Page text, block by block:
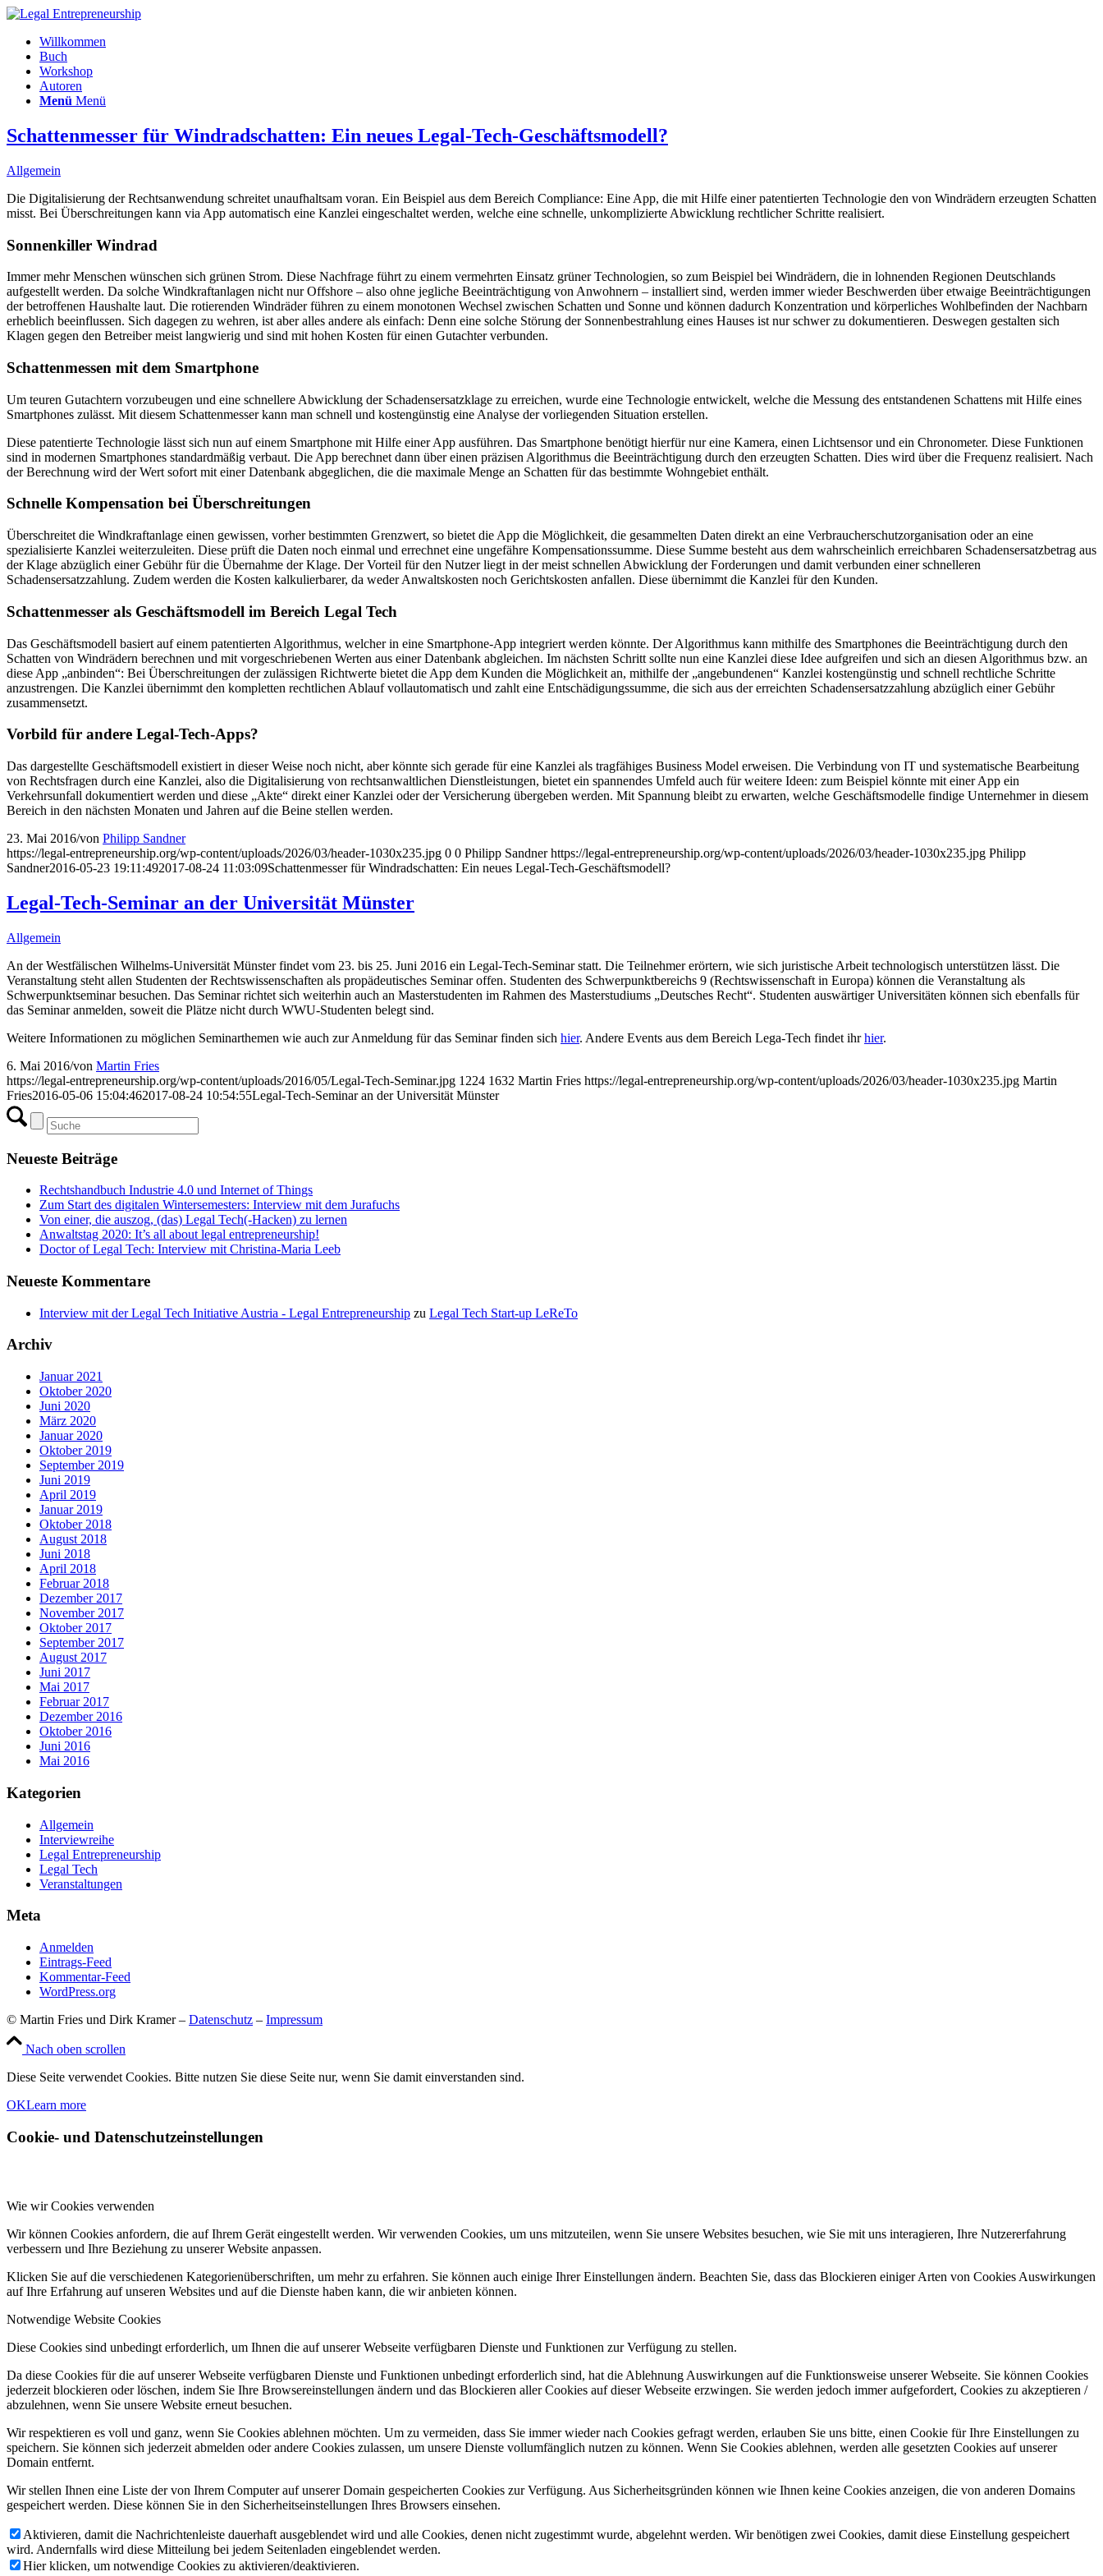
Willkommen
Buch
Workshop
Autoren
Menü Menü
Schattenmesser für Windradschatten: Ein neues Legal-Tech-Geschäftsmodell?
Allgemein
Die Digitalisierung der Rechtsanwendung schreitet unaufhaltsam voran. Ein Beispiel aus dem Bereich Compliance: Eine App, die mit Hilfe einer patentierten Technologie den von Windrädern erzeugten Schatten
misst. Bei Überschreitungen kann via App automatisch eine Kanzlei eingeschaltet werden, welche eine schnelle, unkomplizierte Abwicklung rechtlicher Schritte realisiert.
Sonnenkiller Windrad
Immer mehr Menschen wünschen sich grünen Strom. Diese Nachfrage führt zu einem vermehrten Einsatz grüner Technologien, so zum Beispiel bei Windrädern, die in lohnenden Regionen Deutschlands
aufgestellt werden. Da solche Windkraftanlagen nicht nur Offshore – also ohne jegliche Beeinträchtigung von Anwohnern – installiert sind, werden immer wieder Beschwerden über etwaige Beeinträchtigungen
der betroffenen Haushalte laut. Die rotierenden Windräder führen zu einem monotonen Wechsel zwischen Schatten und Sonne und können dadurch Konzentration und körperliches Wohlbefinden der Nachbarn
erheblich beeinflussen. Sich dagegen zu wehren, ist aber alles andere als einfach: Denn eine solche Störung der Sonnenbestrahlung eines Hauses ist nur schwer zu dokumentieren. Deswegen gestalten sich
Klagen gegen den Betreiber meist langwierig und sind mit hohen Kosten für einen Gutachter verbunden.
Schattenmessen mit dem Smartphone
Um teuren Gutachtern vorzubeugen und eine schnellere Abwicklung der Schadensersatzklage zu erreichen, wurde eine Technologie entwickelt, welche die Messung des entstandenen Schattens mit Hilfe eines
Smartphones zulässt. Mit diesem Schattenmesser kann man schnell und kostengünstig eine Analyse der vorliegenden Situation erstellen.
Diese patentierte Technologie lässt sich nun auf einem Smartphone mit Hilfe einer App ausführen. Das Smartphone benötigt hierfür nur eine Kamera, einen Lichtsensor und ein Chronometer. Diese Funktionen
sind in modernen Smartphones standardmäßig verbaut. Die App berechnet dann über einen präzisen Algorithmus die Beeinträchtigung durch den erzeugten Schatten. Dies wird über die Frequenz realisiert. Nach
der Berechnung wird der Wert sofort mit einer Datenbank abgeglichen, die die maximale Menge an Schatten für das bestimmte Wohngebiet enthält.
Schnelle Kompensation bei Überschreitungen
Überschreitet die Windkraftanlage einen gewissen, vorher bestimmten Grenzwert, so bietet die App die Möglichkeit, die gesammelten Daten direkt an eine Verbraucherschutzorganisation oder an eine
spezialisierte Kanzlei weiterzuleiten. Diese prüft die Daten noch einmal und errechnet eine ungefähre Kompensationssumme. Diese Summe besteht aus dem wahrscheinlich erreichbaren Schadensersatzbetrag aus
der Klage abzüglich einer Gebühr für die Übernahme der Klage. Der Vorteil für den Nutzer liegt in der meist schnellen Abwicklung der Forderungen und damit verbunden einer schnelleren
Schadensersatzzahlung. Zudem werden die Kosten kalkulierbarer, da weder Anwaltskosten noch Gerichtskosten anfallen. Diese übernimmt die Kanzlei für den Kunden.
Schattenmesser als Geschäftsmodell im Bereich Legal Tech
Das Geschäftsmodell basiert auf einem patentierten Algorithmus, welcher in eine Smartphone-App integriert werden könnte. Der Algorithmus kann mithilfe des Smartphones die Beeinträchtigung durch den
Schatten von Windrädern berechnen und mit vorgeschriebenen Werten aus einer Datenbank abgleichen. Im nächsten Schritt sollte nun eine Kanzlei diese Idee aufgreifen und sich an diesen Algorithmus bzw. an
diese App „anbinden“: Bei Überschreitungen der zulässigen Richtwerte bietet die App dem Kunden die Möglichkeit an, mithilfe der „angebundenen“ Kanzlei kostengünstig und schnell rechtliche Schritte
anzustrengen. Die Kanzlei übernimmt den kompletten rechtlichen Ablauf vollautomatisch und zahlt eine Entschädigungssumme, die sich aus der erreichten Schadensersatzzahlung abzüglich einer Gebühr
zusammensetzt.
Vorbild für andere Legal-Tech-Apps?
Das dargestellte Geschäftsmodell existiert in dieser Weise noch nicht, aber könnte sich gerade für eine Kanzlei als tragfähiges Business Model erweisen. Die Verbindung von IT und systematische Bearbeitung
von Rechtsfragen durch eine Kanzlei, also die Digitalisierung von rechtsanwaltlichen Dienstleistungen, bietet ein spannendes Umfeld auch für weitere Ideen: zum Beispiel könnte mit einer App ein
Verkehrsunfall dokumentiert werden und diese „Akte“ direkt einer Kanzlei oder der Versicherung übergeben werden. Mit Spannung bleibt zu erwarten, welche Geschäftsmodelle findige Unternehmer in diesem
Bereich in den nächsten Monaten und Jahren auf die Beine stellen werden.
23. Mai 2016/von Philipp Sandner
https://legal-entrepreneurship.org/wp-content/uploads/2026/03/header-1030x235.jpg 0 0 Philipp Sandner https://legal-entrepreneurship.org/wp-content/uploads/2026/03/header-1030x235.jpg Philipp
Sandner2016-05-23 19:11:492017-08-24 11:03:09Schattenmesser für Windradschatten: Ein neues Legal-Tech-Geschäftsmodell?
Legal-Tech-Seminar an der Universität Münster
Allgemein
An der Westfälischen Wilhelms-Universität Münster findet vom 23. bis 25. Juni 2016 ein Legal-Tech-Seminar statt. Die Teilnehmer erörtern, wie sich juristische Arbeit technologisch unterstützen lässt. Die
Veranstaltung steht allen Studenten der Rechtswissenschaften als propädeutisches Seminar offen. Studenten des Schwerpunktbereichs 9 (Rechtswissenschaft in Europa) können die Veranstaltung als
Schwerpunktseminar besuchen. Das Seminar richtet sich weiterhin auch an Masterstudenten im Rahmen des Masterstudiums „Deutsches Recht“. Studenten auswärtiger Universitäten können sich ebenfalls für
das Seminar anmelden, soweit die Plätze nicht durch WWU-Studenten belegt sind.
Weitere Informationen zu möglichen Seminarthemen wie auch zur Anmeldung für das Seminar finden sich hier. Andere Events aus dem Bereich Lega-Tech findet ihrhier.
6. Mai 2016/von Martin Fries
https://legal-entrepreneurship.org/wp-content/uploads/2016/05/Legal-Tech-Seminar.jpg 1224 1632 Martin Fries https://legal-entrepreneurship.org/wp-content/uploads/2026/03/header-1030x235.jpg Martin
Fries2016-05-06 15:04:462017-08-24 10:54:55Legal-Tech-Seminar an der Universität Münster
Neueste Beiträge
Rechtshandbuch Industrie 4.0 und Internet of Things
Zum Start des digitalen Wintersemesters: Interview mit dem Jurafuchs
Von einer, die auszog, (das) Legal Tech(-Hacken) zu lernen
Anwaltstag 2020: It’s all about legal entrepreneurship!
Doctor of Legal Tech: Interview mit Christina-Maria Leeb
Neueste Kommentare
Interview mit der Legal Tech Initiative Austria - Legal Entrepreneurship zu Legal Tech Start-up LeReTo
Archiv
Januar 2021
Oktober 2020
Juni 2020
März 2020
Januar 2020
Oktober 2019
September 2019
Juni 2019
April 2019
Januar 2019
Oktober 2018
August 2018
Juni 2018
April 2018
Februar 2018
Dezember 2017
November 2017
Oktober 2017
September 2017
August 2017
Juni 2017
Mai 2017
Februar 2017
Dezember 2016
Oktober 2016
Juni 2016
Mai 2016
Kategorien
Allgemein
Interviewreihe
Legal Entrepreneurship
Legal Tech
Veranstaltungen
Meta
Anmelden
Eintrags-Feed
Kommentar-Feed
WordPress.org
© Martin Fries und Dirk Kramer – Datenschutz – Impressum
Nach oben scrollen
Diese Seite verwendet Cookies. Bitte nutzen Sie diese Seite nur, wenn Sie damit einverstanden sind.
OKLearn more
Cookie- und Datenschutzeinstellungen
Wie wir Cookies verwenden
Wir können Cookies anfordern, die auf Ihrem Gerät eingestellt werden. Wir verwenden Cookies, um uns mitzuteilen, wenn Sie unsere Websites besuchen, wie Sie mit uns interagieren, Ihre Nutzererfahrung
verbessern und Ihre Beziehung zu unserer Website anpassen.
Klicken Sie auf die verschiedenen Kategorienüberschriften, um mehr zu erfahren. Sie können auch einige Ihrer Einstellungen ändern. Beachten Sie, dass das Blockieren einiger Arten von Cookies Auswirkungen
auf Ihre Erfahrung auf unseren Websites und auf die Dienste haben kann, die wir anbieten können.
Notwendige Website Cookies
Diese Cookies sind unbedingt erforderlich, um Ihnen die auf unserer Webseite verfügbaren Dienste und Funktionen zur Verfügung zu stellen.
Da diese Cookies für die auf unserer Webseite verfügbaren Dienste und Funktionen unbedingt erforderlich sind, hat die Ablehnung Auswirkungen auf die Funktionsweise unserer Webseite. Sie können Cookies
jederzeit blockieren oder löschen, indem Sie Ihre Browsereinstellungen ändern und das Blockieren aller Cookies auf dieser Webseite erzwingen. Sie werden jedoch immer aufgefordert, Cookies zu akzeptieren /
abzulehnen, wenn Sie unsere Website erneut besuchen.
Wir respektieren es voll und ganz, wenn Sie Cookies ablehnen möchten. Um zu vermeiden, dass Sie immer wieder nach Cookies gefragt werden, erlauben Sie uns bitte, einen Cookie für Ihre Einstellungen zu
speichern. Sie können sich jederzeit abmelden oder andere Cookies zulassen, um unsere Dienste vollumfänglich nutzen zu können. Wenn Sie Cookies ablehnen, werden alle gesetzten Cookies auf unserer
Domain entfernt.
Wir stellen Ihnen eine Liste der von Ihrem Computer auf unserer Domain gespeicherten Cookies zur Verfügung. Aus Sicherheitsgründen können wie Ihnen keine Cookies anzeigen, die von anderen Domains
gespeichert werden. Diese können Sie in den Sicherheitseinstellungen Ihres Browsers einsehen.
Aktivieren, damit die Nachrichtenleiste dauerhaft ausgeblendet wird und alle Cookies, denen nicht zugestimmt wurde, abgelehnt werden. Wir benötigen zwei Cookies, damit diese Einstellung gespeichert
wird. Andernfalls wird diese Mitteilung bei jedem Seitenladen eingeblendet werden.
Hier klicken, um notwendige Cookies zu aktivieren/deaktivieren.